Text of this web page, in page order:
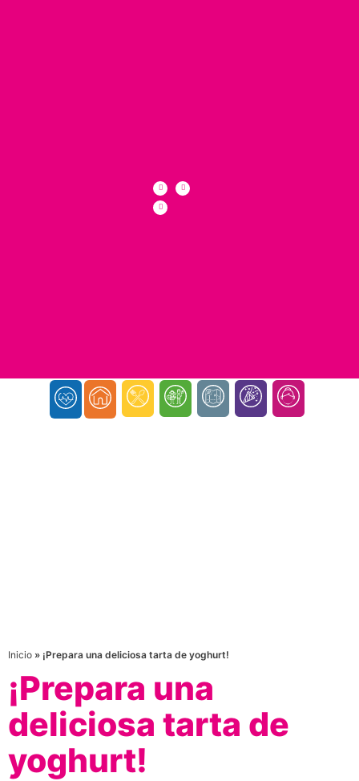
Inicio » ¡Prepara una deliciosa tarta de yoghurt!
¡Prepara una
deliciosa tarta de
yoghurt!